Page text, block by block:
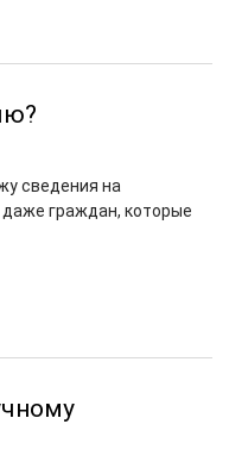
сведения на
граждан, которые